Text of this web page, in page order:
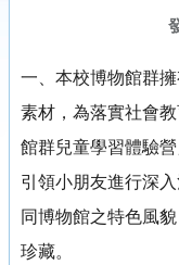
一、本校博物館群
素材，為落實社會
館群兒童學習體驗
引領小朋友進行深
同博物館之特色風
珍藏。